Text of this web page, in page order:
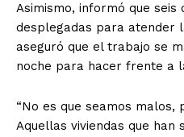
Asimismo, informó que seis
desplegadas para atender
aseguró que el trabajo se
noche para hacer frente a
“No es que seamos malos,
Aquellas viviendas que han